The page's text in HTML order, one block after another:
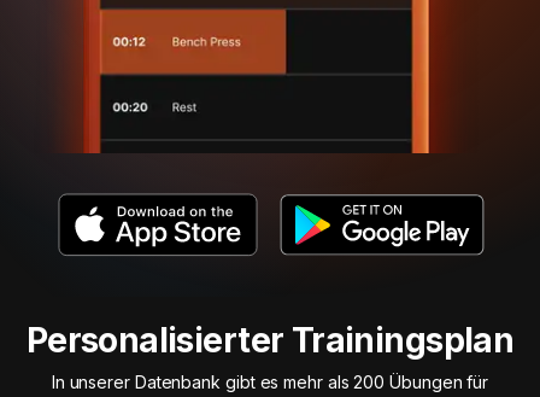
Personalisierter Trainingsplan
In unserer Datenbank gibt es mehr als 200 Übungen für